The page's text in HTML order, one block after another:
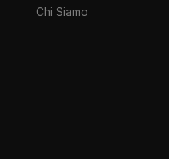
Chi Siamo